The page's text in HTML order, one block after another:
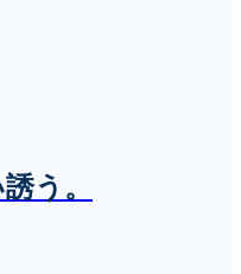
う。